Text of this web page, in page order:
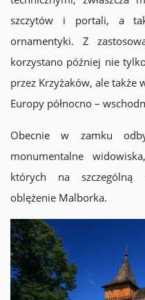
szczytów i portali, a
ornamentyki. Z
korzystano później nie
przez Krzyżaków, ale także
Europy północno –
Obecnie w zamku
monumentalne
których na szczególną
oblężenie Malborka.